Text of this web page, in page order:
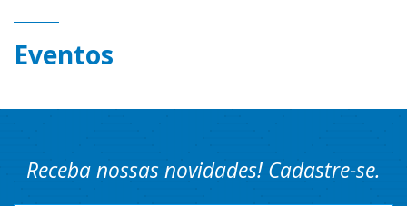
Eventos
Receba nossas novidades! Cadastre-se.